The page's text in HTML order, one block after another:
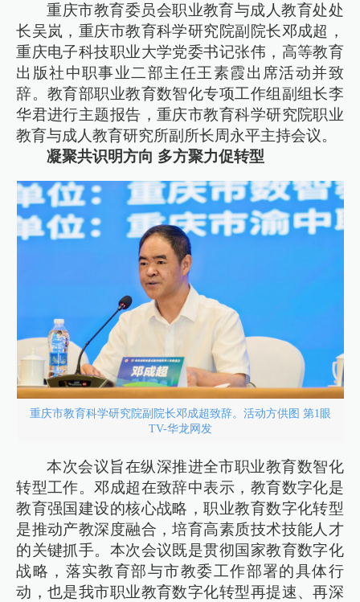
重庆市教育委员会职业教育与成人教育处处
长吴岚，重庆市教育科学研究院副院长邓成超，
重庆电子科技职业大学党委书记张伟，高等教育
出版社中职事业二部主任王素霞出席活动并致
辞。教育部职业教育数智化专项工作组副组长李
华君进行主题报告，重庆市教育科学研究院职业
教育与成人教育研究所副所长周永平主持会议。
凝聚共识明方向 多方聚力促转型
重庆市教育科学研究院副院长邓成超致辞。活动方供图 第1眼
TV-华龙网发
本次会议旨在纵深推进全市职业教育数智化
转型工作。邓成超在致辞中表示，教育数字化是
教育强国建设的核心战略，职业教育数字化转型
是推动产教深度融合，培育高素质技术技能人才
的关键抓手。本次会议既是贯彻国家教育数字化
战略，落实教育部与市教委工作部署的具体行
动，也是我市职业教育数字化转型再提速、再深